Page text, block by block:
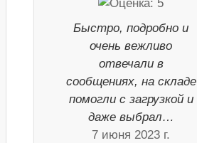
Быстро, подробно и
очень вежливо
отвечали в
сообщениях, на складе
помогли с загрузкой и
даже выбрал…
7 июня 2023 г.